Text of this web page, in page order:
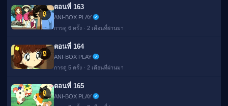
🔒
ตอนที่ 163
ANI-BOX PLAY
การดู 6 ครั้ง · 2 เดือนที่ผ่านมา
🔒
ตอนที่ 164
ANI-BOX PLAY
การดู 5 ครั้ง · 2 เดือนที่ผ่านมา
🔒
ตอนที่ 165
ANI-BOX PLAY